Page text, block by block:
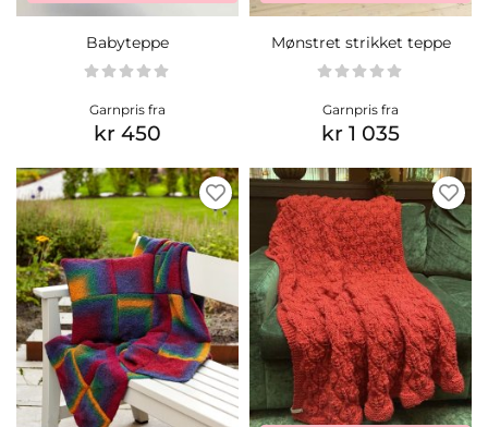
Babyteppe
Garnpris fra
kr 450
Mønstret strikket teppe
Garnpris fra
kr 1 035